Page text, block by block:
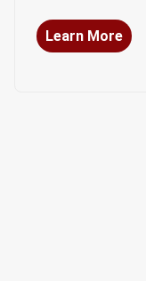
Learn More